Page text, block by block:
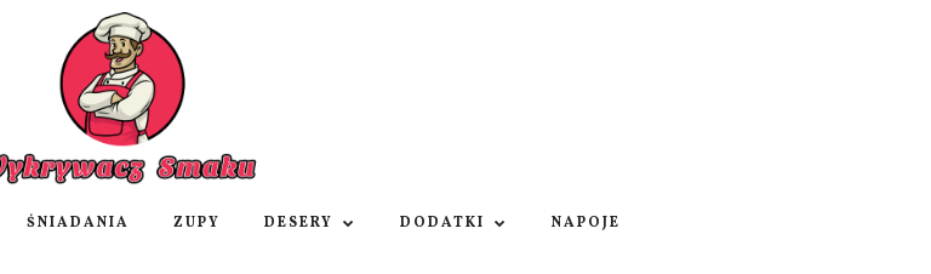
ŚNIADANIA ZUPY DESERY DODATKI NAPOJE